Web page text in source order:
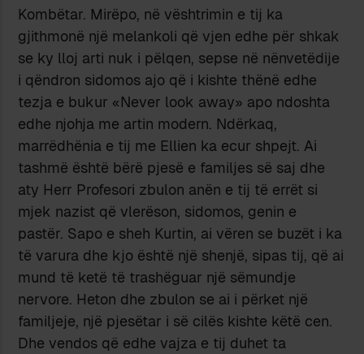
Kombëtar. Mirëpo, në vështrimin e tij ka
gjithmonë një melankoli që vjen edhe për shkak
se ky lloj arti nuk i pëlqen, sepse në nënvetëdije
i qëndron sidomos ajo që i kishte thënë edhe
tezja e bukur «Never look away» apo ndoshta
edhe njohja me artin modern. Ndërkaq,
marrëdhënia e tij me Ellien ka ecur shpejt. Ai
tashmë është bërë pjesë e familjes së saj dhe
aty Herr Profesori zbulon anën e tij të errët si
mjek nazist që vlerëson, sidomos, genin e
pastër. Sapo e sheh Kurtin, ai vëren se buzët i ka
të varura dhe kjo është një shenjë, sipas tij, që ai
mund të ketë të trashëguar një sëmundje
nervore. Heton dhe zbulon se ai i përket një
familjeje, një pjesëtar i së cilës kishte këtë cen.
Dhe vendos që edhe vajza e tij duhet ta